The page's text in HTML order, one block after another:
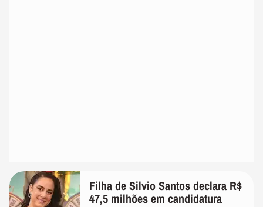
Filha de Silvio Santos declara R$
47,5 milhões em candidatura